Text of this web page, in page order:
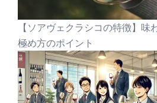
【ソアヴェクラシコの特徴】味
極め方のポイント